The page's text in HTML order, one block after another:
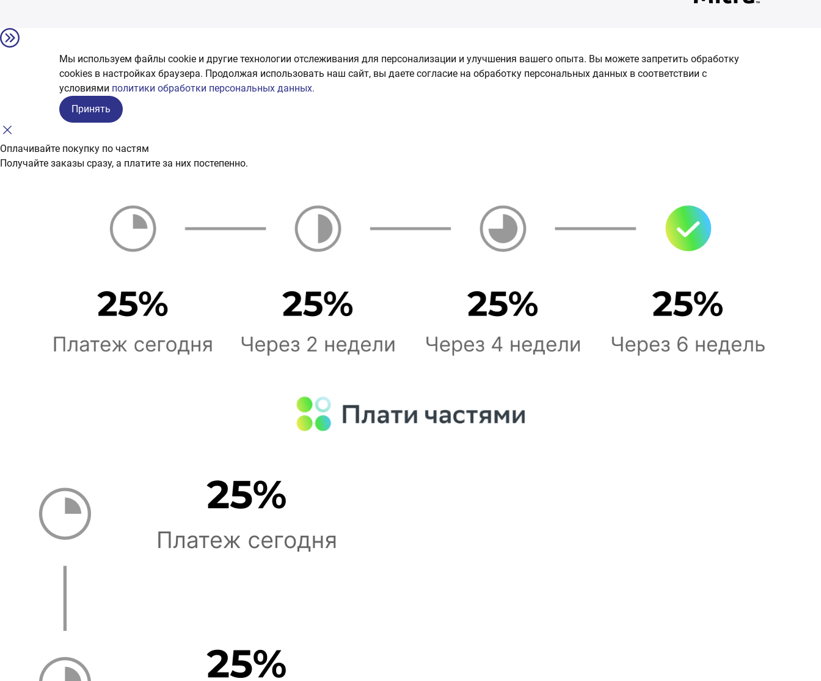
Мы используем файлы cookie и другие технологии отслеживания для персонализации и улучшения вашего опыта. Вы можете запретить обработку
сookies в настройках браузера. Продолжая использовать наш сайт, вы даете согласие на обработку персональных данных в соответствии с
условиями политики обработки персональных данных.
Принять
Оплачивайте покупку по частям
Получайте заказы сразу, а платите за них постепенно.